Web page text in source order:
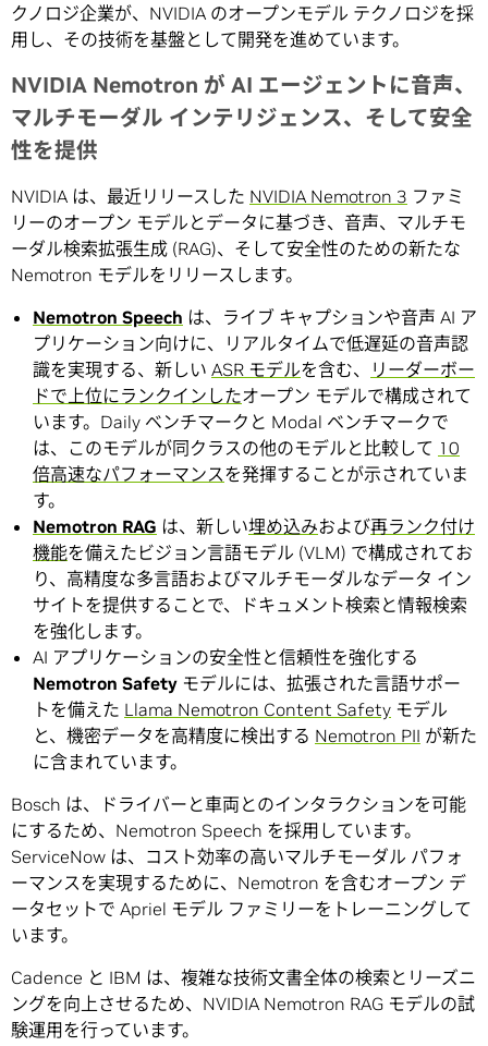
クノロジ企業が、NVIDIA のオープンモデル テクノロジを採
用し、その技術を基盤として開発を進めています。
NVIDIA Nemotron が AI エージェントに音声、
マルチモーダル インテリジェンス、そして安全
性を提供
NVIDIA は、最近リリースした NVIDIA Nemotron 3 ファミ
リーのオープン モデルとデータに基づき、音声、マルチモ
ーダル検索拡張生成 (RAG)、そして安全性のための新たな
Nemotron モデルをリリースします。
Nemotron Speech は、ライブ キャプションや音声 AI ア
プリケーション向けに、リアルタイムで低遅延の音声認
識を実現する、新しい ASR モデルを含む、
リーダーボー
ドで上位にランクインしたオープン モデルで構成されて
います。Daily ベンチマークと Modal ベンチマークで
は、このモデルが同クラスの他のモデルと比較して 10
倍高速なパフォーマンスを発揮することが示されていま
す。
Nemotron RAG は、新しい埋め込みおよび再ランク付け
機能を備えたビジョン言語モデル (VLM) で構成されてお
り、高精度な多言語およびマルチモーダルなデータ イン
サイトを提供することで、ドキュメント検索と情報検索
を強化します。
AI アプリケーションの安全性と信頼性を強化する
Nemotron Safety モデルには、拡張された言語サポー
トを備えた Llama Nemotron Content Safety モデル
と、機密データを高精度に検出する Nemotron PII が新た
に含まれています。
Bosch は、ドライバーと車両とのインタラクションを可能
にするため、Nemotron Speech を採用しています。
ServiceNow は、コスト効率の高いマルチモーダル パフォ
ーマンスを実現するために、Nemotron を含むオープン デ
ータセットで Apriel モデル ファミリーをトレーニングして
います。
Cadence と IBM は、複雑な技術文書全体の検索とリーズニ
ングを向上させるため、NVIDIA Nemotron RAG モデルの試
験運用を行っています。